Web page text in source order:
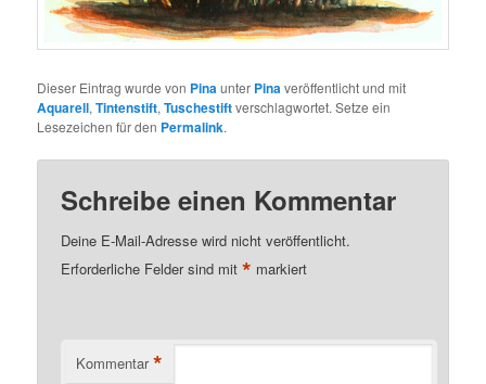
Dieser Eintrag wurde von Pinaunter Pinaveröffentlicht und mit
Aquarell,Tintenstift,Tuschestiftverschlagwortet. Setze ein
Lesezeichen für den Permalink.
Schreibe einen Kommentar
Deine E-Mail-Adresse wird nicht veröffentlicht.
Erforderliche Felder sind mit* markiert
Kommentar *